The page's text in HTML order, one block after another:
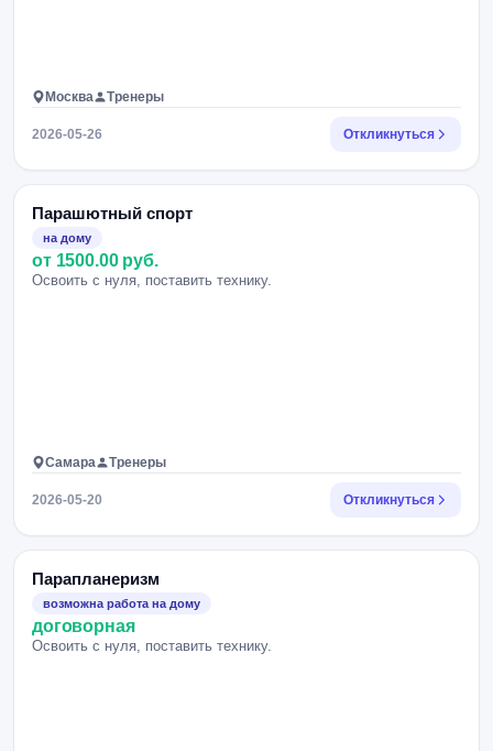
Москва Тренеры
2026-05-26 Откликнуться
Парашютный спорт
на дому
от 1500.00 руб.
Освоить с нуля, поставить технику.
Самара Тренеры
2026-05-20 Откликнуться
Парапланеризм
возможна работа на дому
договорная
Освоить с нуля, поставить технику.